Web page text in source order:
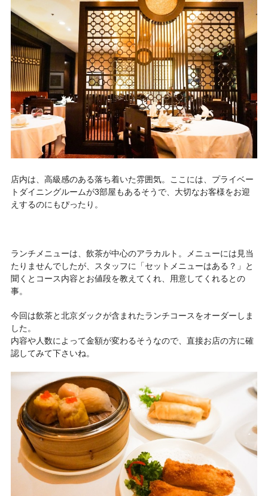
店内は、高級感のある落ち着いた雰囲気。ここには、プライベー
トダイニングルームが3部屋もあるそうで、大切なお客様をお迎
えするのにもぴったり。
ランチメニューは、飲茶が中心のアラカルト。メニューには見当
たりませんでしたが、スタッフに「セットメニューはある？」と
聞くとコース内容とお値段を教えてくれ、用意してくれるとの
事。
今回は飲茶と北京ダックが含まれたランチコースをオーダーしま
した。
内容や人数によって金額が変わるそうなので、直接お店の方に確
認してみて下さいね。